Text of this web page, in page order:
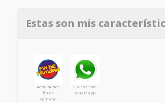
Estas son mis
Actividades
fin de
semana
Chicas con
Whatsapp